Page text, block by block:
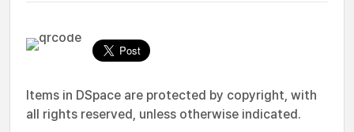
Items in DSpace are protected by copyright, with
all rights reserved, unless otherwise indicated.